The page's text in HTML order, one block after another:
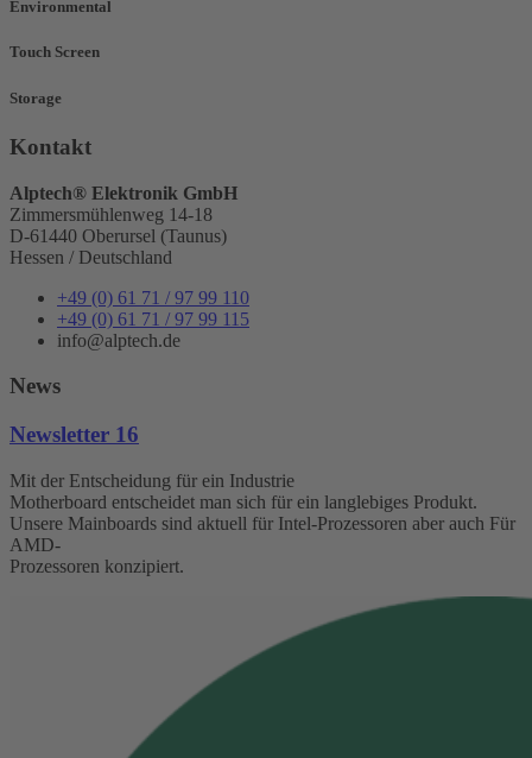
Environmental
Touch Screen
Storage
Kontakt
Alptech® Elektronik GmbH
Zimmersmühlenweg 14-18
D-61440 Oberursel (Taunus)
Hessen / Deutschland
+49 (0) 61 71 / 97 99 110
+49 (0) 61 71 / 97 99 115
info@alptech.de
News
Newsletter 16
Mit der Entscheidung für ein Industrie
Motherboard entscheidet man sich für ein langlebiges Produkt.
Unsere Mainboards sind aktuell für Intel-Prozessoren aber auch Für
AMD-
Prozessoren konzipiert.